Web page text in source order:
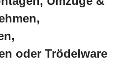
oder Trödelware